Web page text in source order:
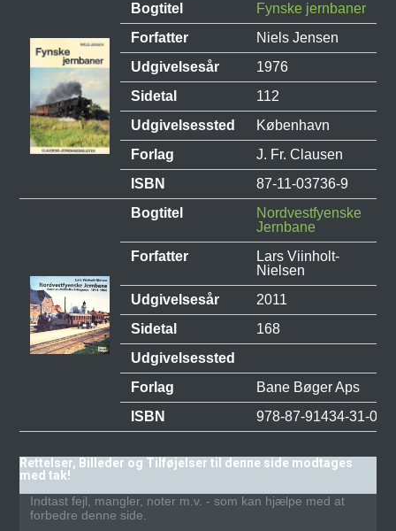
Bogtitel
Fynske jernbaner
Forfatter
Niels Jensen
Udgivelsesår
1976
Sidetal
112
Udgivelsessted
København
Forlag
J. Fr. Clausen
ISBN
87-11-03736-9
Bogtitel
Nordvestfyenske
Jernbane
Forfatter
Lars Viinholt-
Nielsen
Udgivelsesår
2011
Sidetal
168
Udgivelsessted
Forlag
Bane Bøger Aps
ISBN
978-87-91434-31-0
Rettelser, Billeder og Tilføjelser til denne side modtages
med tak!